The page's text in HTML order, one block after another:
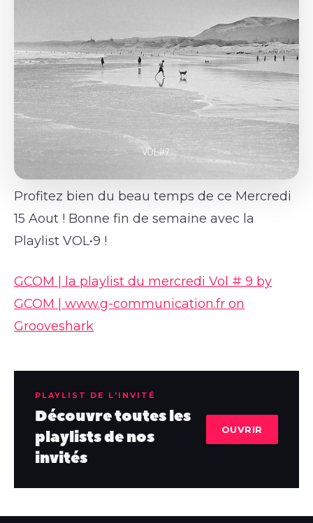
Profitez bien du beau temps de ce Mercredi
15 Aout ! Bonne fin de semaine avec la
Playlist VOL•9 !
GCOM | la playlist du mercredi Vol # 9 by
GCOM | www.g-communication.fr on
Grooveshark
PLAYLIST DE L'INVITÉ
Découvre toutes les
playlists de nos
invités
OUVRIR